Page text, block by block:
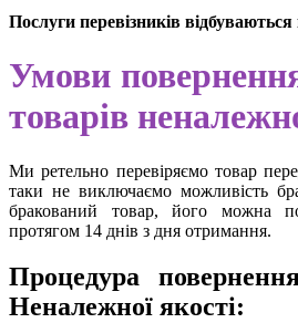
Послуги перевізників
Умови
товарів
Ми ретельно перевіряємо товар
таки не виключаємо можливість
бракований товар, його можна
протягом 14 днів з дня отримання.
Процедура
Неналежної якості: